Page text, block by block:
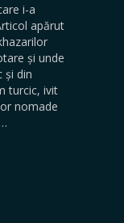
i-a
apărut
și unde
și din
turcic, ivit
nomade